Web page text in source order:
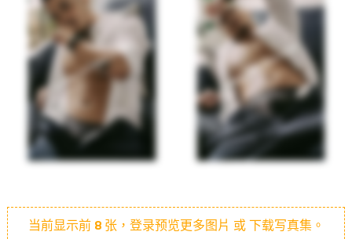
当前显示前 8张，登录预览更多图片 或 下载写真集。